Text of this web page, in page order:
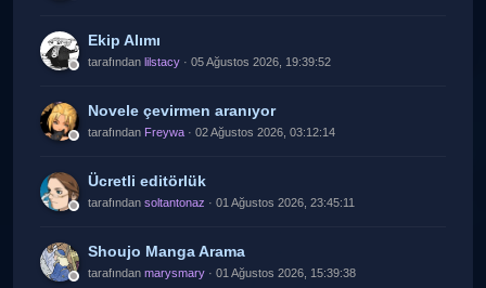
Ekip Alımı
tarafından lilstacy· 05 Ağustos 2026, 19:39:52
Novele çevirmen aranıyor
tarafından Freywa· 02 Ağustos 2026, 03:12:14
Ücretli editörlük
tarafından soltantonaz · 01 Ağustos 2026, 23:45:11
Shoujo Manga Arama
tarafından marysmary· 01 Ağustos 2026, 15:39:38